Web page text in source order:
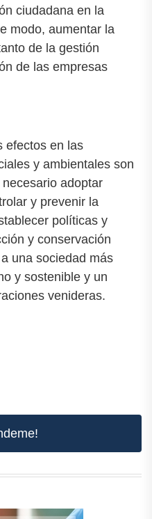
ciudadana en la
modo, aumentar la
de la gestión
de las empresas
efectos en las
y ambientales son
adoptar
y prevenir la
políticas y
y conservación
una sociedad más
y sostenible y un
venideras.